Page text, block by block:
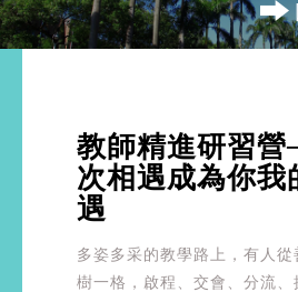
教師精進研習營
次相遇成為你我
遇
多姿多采的教學路上，有人從
樹一格，啟程、交會、分流、